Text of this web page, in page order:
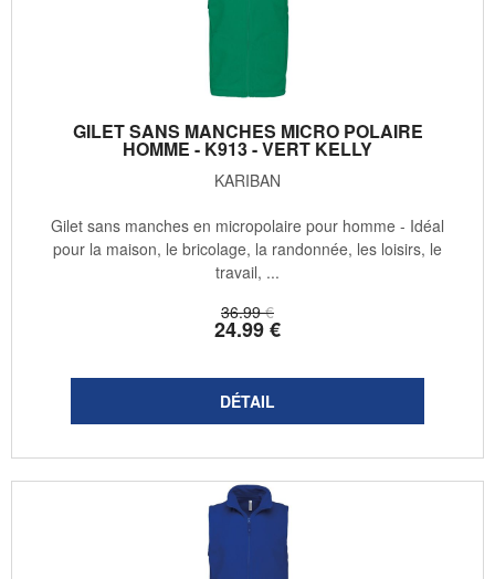
GILET SANS MANCHES MICRO POLAIRE
HOMME - K913 - VERT KELLY
KARIBAN
36.99 €
24.99€
Gilet sans manches en micropolaire pour homme - Idéal
pour la maison, le bricolage, la randonnée, les loisirs, le
travail, ...